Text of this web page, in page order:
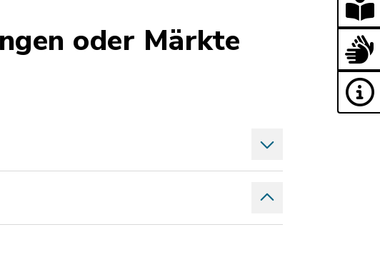
oder Märkte